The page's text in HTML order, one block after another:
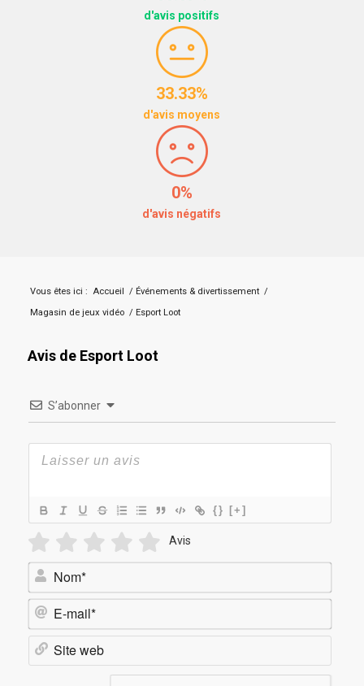
d'avis positifs
33.33%
d'avis moyens
0%
d'avis négatifs
Vous êtes ici : Accueil / Événements & divertissement /
Magasin de jeux vidéo / Esport Loot
Avis de Esport Loot
S’abonner
{} [+]
Avis
Nom*
E-